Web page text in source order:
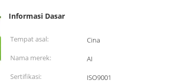
Informasi Dasar
Tempat asal:
Cina
Nama merek:
AI
Sertifikasi:
ISO9001